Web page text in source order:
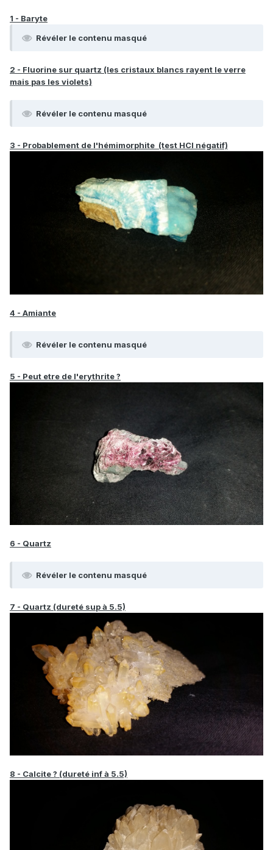
1 - Baryte
Révéler le contenu masqué
2 - Fluorine sur quartz (les cristaux blancs rayent le verre
mais pas les violets)
Révéler le contenu masqué
3 - Probablement de l'hémimorphite (test HCl négatif)
4 - Amiante
Révéler le contenu masqué
5 - Peut etre de l'erythrite ?
6 - Quartz
Révéler le contenu masqué
7 - Quartz (dureté sup à 5.5)
8 - Calcite ? (dureté inf à 5.5)